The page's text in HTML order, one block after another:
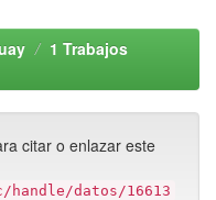
1 Trabajos
citar o enlazar este
datos/16613